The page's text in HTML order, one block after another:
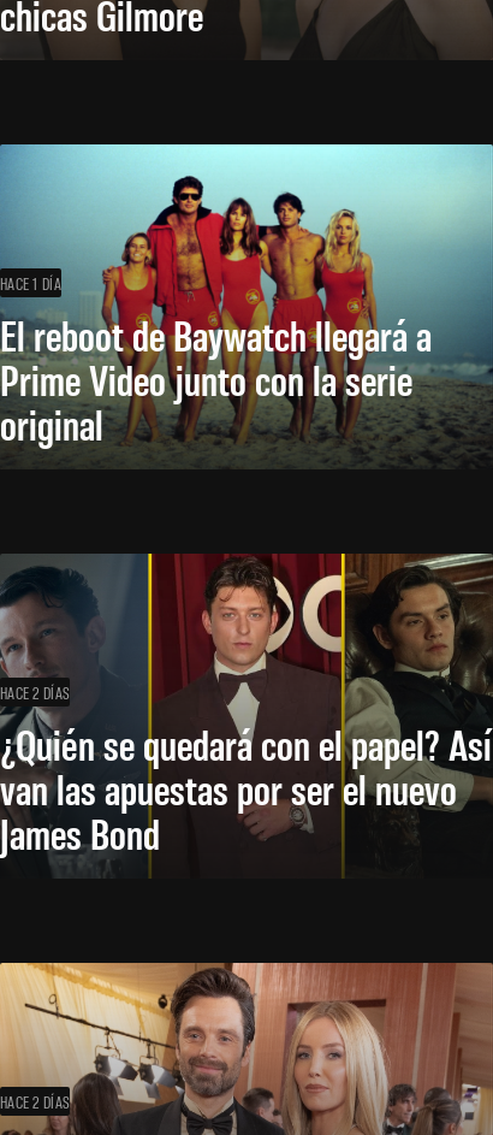
chicas Gilmore
HACE 1 DÍA
El reboot de Baywatch llegará a
Prime Video junto con la serie
original
HACE 2 DÍAS
¿Quién se quedará con el papel? Así
van las apuestas por ser el nuevo
James Bond
HACE 2 DÍAS